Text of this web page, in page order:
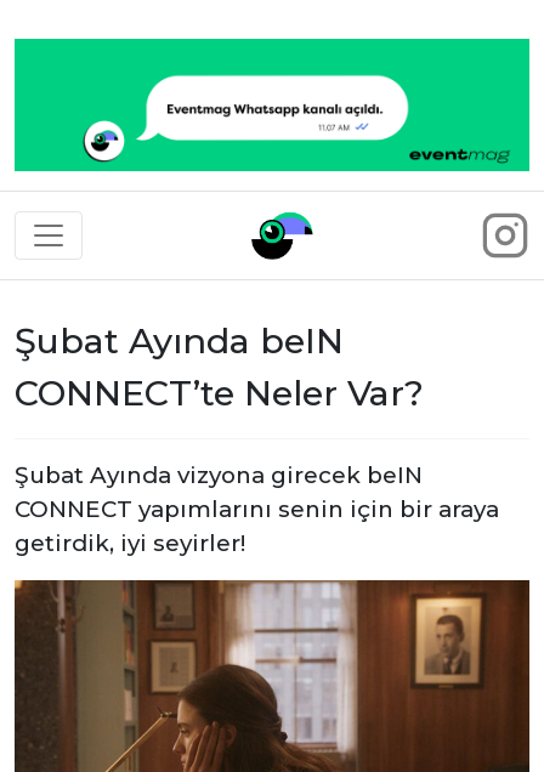
Eventmag
Şubat Ayında beIN
CONNECT’te Neler Var?
Şubat Ayında vizyona girecek beIN
CONNECT yapımlarını senin için bir araya
getirdik, iyi seyirler!